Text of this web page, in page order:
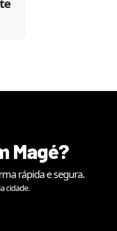
Magé?
rápida e segura.
cidade.